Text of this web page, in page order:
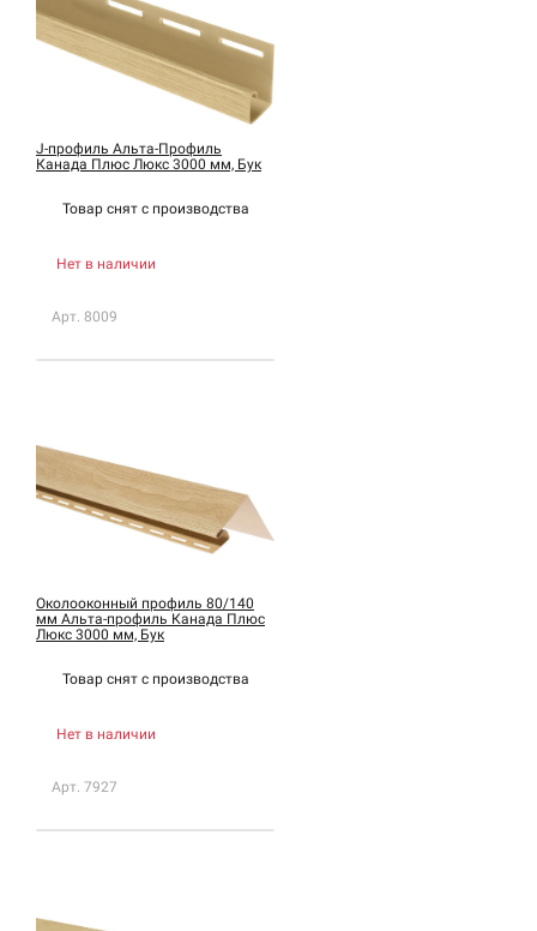
J-профиль Альта-Профиль
Канада Плюс Люкс 3000 мм, Бук
Товар снят с производства
Нет в наличии
Арт. 8009
Околооконный профиль 80/140
мм Альта-профиль Канада Плюс
Люкс 3000 мм, Бук
Товар снят с производства
Нет в наличии
Арт. 7927